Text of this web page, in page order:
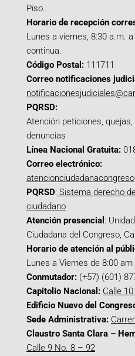
Piso.
Horario de recepción
Lunes a viernes, 8:30 a.m.
continua.
Código Postal: 111711
Correo notificaciones
PQRSD:
Atención peticiones,
denuncias
Línea Nacional Gratuita:
Correo electrónico:
PQRSD: Sistema derecho
ciudadano
Atención presencial :
Ciudadana del Congreso,
Horario de atención al
Lunes a Viernes de 8:00
Conmutador: (+57) (601)
Capitolio Nacional: Calle
Edificio Nuevo del
Sede Administrativa:
Claustro Santa Clara –
Calle 9 No. 8 – 92